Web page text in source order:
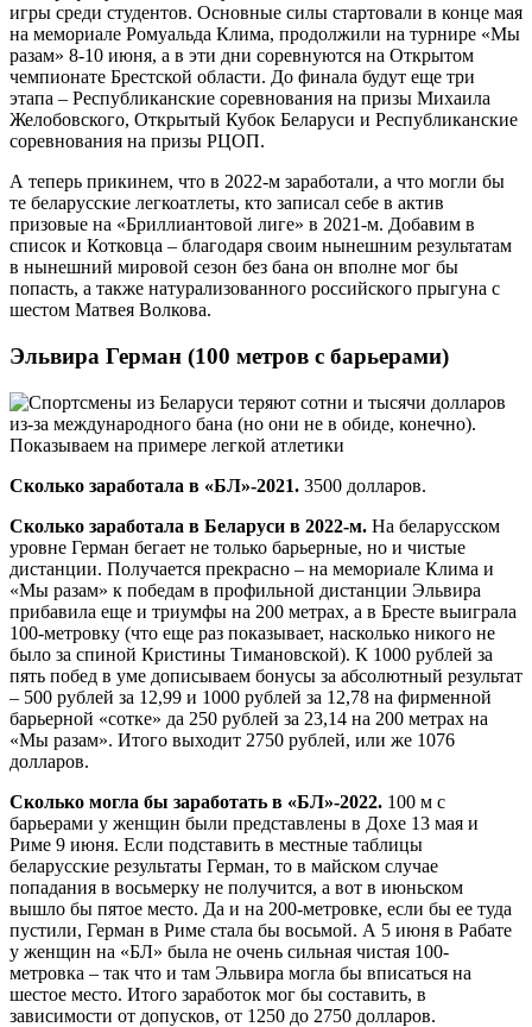
игры среди студентов. Основные силы стартовали в конце мая
на мемориале Ромуальда Клима, продолжили на турнире «Мы
разам» 8-10 июня, а в эти дни соревнуются на Открытом
чемпионате Брестской области. До финала будут еще три
этапа – Республиканские соревнования на призы Михаила
Желобовского, Открытый Кубок Беларуси и Республиканские
соревнования на призы РЦОП.
А теперь прикинем, что в 2022-м заработали, а что могли бы
те беларусские легкоатлеты, кто записал себе в актив
призовые на «Бриллиантовой лиге» в 2021-м. Добавим в
список и Котковца – благодаря своим нынешним результатам
в нынешний мировой сезон без бана он вполне мог бы
попасть, а также натурализованного российского прыгуна с
шестом Матвея Волкова.
Эльвира Герман (100 метров с барьерами)
Сколько заработала в «БЛ»-2021. 3500 долларов.
Сколько заработала в Беларуси в 2022-м. На беларусском
уровне Герман бегает не только барьерные, но и чистые
дистанции. Получается прекрасно – на мемориале Клима и
«Мы разам» к победам в профильной дистанции Эльвира
прибавила еще и триумфы на 200 метрах, а в Бресте выиграла
100-метровку (что еще раз показывает, насколько никого не
было за спиной Кристины Тимановской). К 1000 рублей за
пять побед в уме дописываем бонусы за абсолютный результат
– 500 рублей за 12,99 и 1000 рублей за 12,78 на фирменной
барьерной «сотке» да 250 рублей за 23,14 на 200 метрах на
«Мы разам». Итого выходит 2750 рублей, или же 1076
долларов.
Сколько могла бы заработать в «БЛ»-2022. 100 м с
барьерами у женщин были представлены в Дохе 13 мая и
Риме 9 июня. Если подставить в местные таблицы
беларусские результаты Герман, то в майском случае
попадания в восьмерку не получится, а вот в июньском
вышло бы пятое место. Да и на 200-метровке, если бы ее туда
пустили, Герман в Риме стала бы восьмой. А 5 июня в Рабате
у женщин на «БЛ» была не очень сильная чистая 100-
метровка – так что и там Эльвира могла бы вписаться на
шестое место. Итого заработок мог бы составить, в
зависимости от допусков, от 1250 до 2750 долларов.